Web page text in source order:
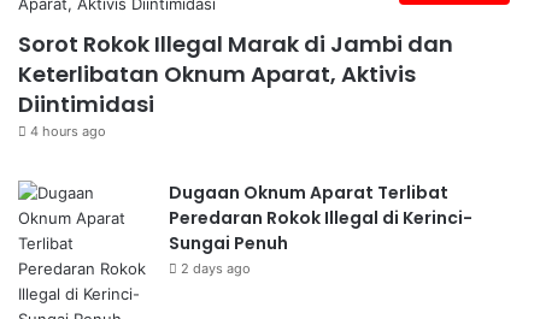
Sorot Rokok Illegal Marak di Jambi dan
Keterlibatan Oknum Aparat, Aktivis
Diintimidasi
4 hours ago
Dugaan Oknum Aparat Terlibat
Peredaran Rokok Illegal di Kerinci-
Sungai Penuh
2 days ago